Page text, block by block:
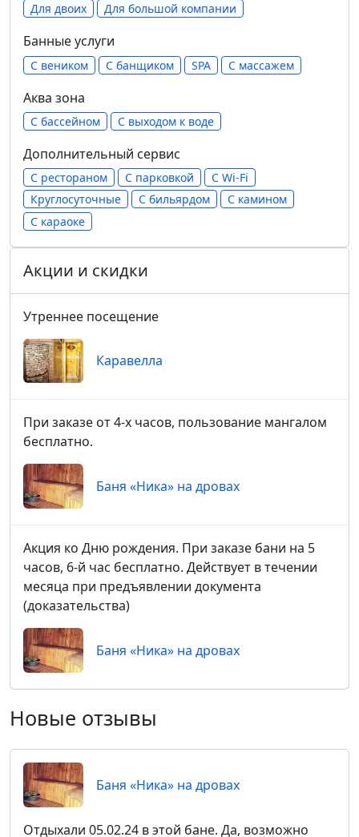
Для двоих Для большой компании
Банные услуги
С веником С банщиком SPA С массажем
Аква зона
С бассейном С выходом к воде
Дополнительный сервис
С рестораном С парковкой
С Wi-Fi
Круглосуточные
С бильярдом
С камином
С караоке
Акции и скидки
Утреннее посещение
Каравелла
При заказе от 4-х часов, пользование мангалом
бесплатно.
Баня «Ника» на дровах
Акция ко Дню рождения. При заказе бани на 5
часов, 6-й час бесплатно. Действует в течении
месяца при предъявлении документа
(доказательства)
Баня «Ника» на дровах
Новые отзывы
Баня «Ника» на дровах
Отдыхали 05.02.24 в этой бане. Да, возможно